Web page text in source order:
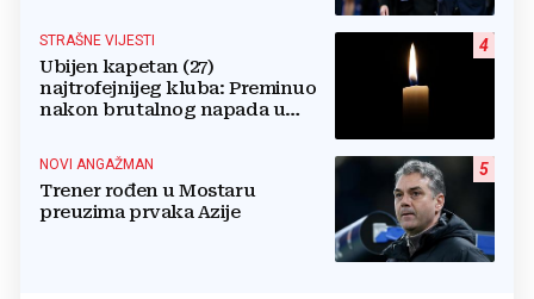
4
STRAŠNE VIJESTI
Ubijen kapetan (27)
najtrofejnijeg kluba: Preminuo
nakon brutalnog napada u
5
NOVI ANGAŽMAN
Trener rođen u Mostaru
preuzima prvaka Azije